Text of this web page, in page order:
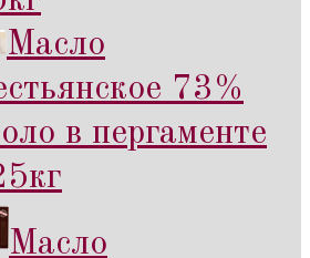
Масло
73%
в пергаменте
Масло